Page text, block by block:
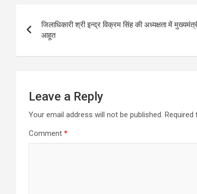
navigation
जिलाधिकारी श्री इन्द्र विक्रम सिंह की अध्यक्षता में
आहूत
Leave a Reply
Your email address will not be published. Required
Comment *